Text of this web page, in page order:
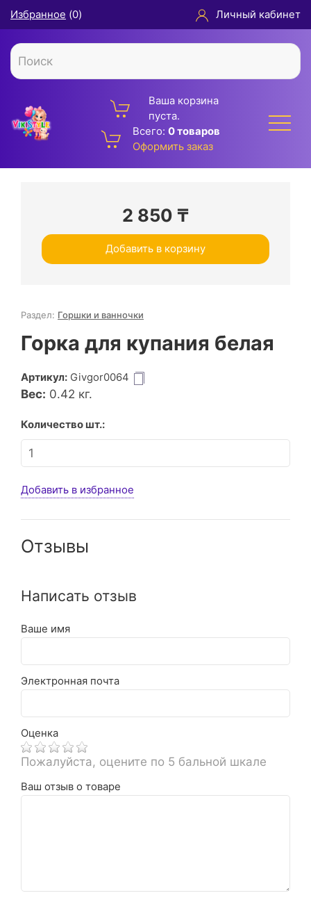
Избранное (0) Личный кабинет
Ваша корзина
пуста.
Всего: 0 товаров
Оформить заказ
2 850 ₸
Добавить в корзину
Раздел: Горшки и ванночки
Горка для купания белая
Артикул: Givgor0064
Вес: 0.42 кг.
Количество шт.:
Добавить в избранное
Отзывы
Написать отзыв
Ваше имя
Электронная почта
Оценка
Пожалуйста, оцените по 5 бальной шкале
Ваш отзыв о товаре